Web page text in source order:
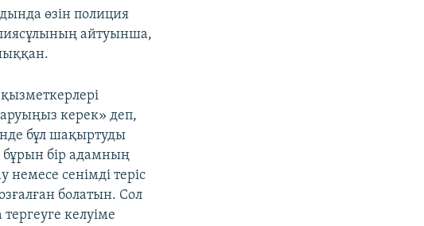
өзін полиция
айтуынша,
керек» деп,
бұл шақыртуды
бұрын бір адамның
сенімді теріс
болатын. Сол
келуіме